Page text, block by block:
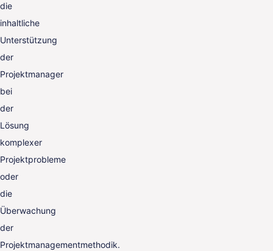
die
inhaltliche
Unterstützung
der
Projektmanager
bei
der
Lösung
komplexer
Projektprobleme
oder
die
Überwachung
der
Projektmanagementmethodik.